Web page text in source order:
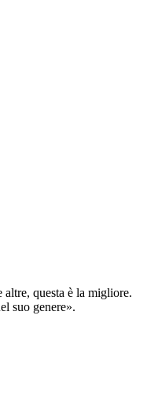
questa è la migliore.
suo genere».